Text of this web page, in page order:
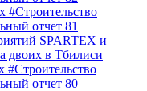
#Строительство
отчет 81
SPARTEX и
двоих в Тбилиси
#Строительство
отчет 80